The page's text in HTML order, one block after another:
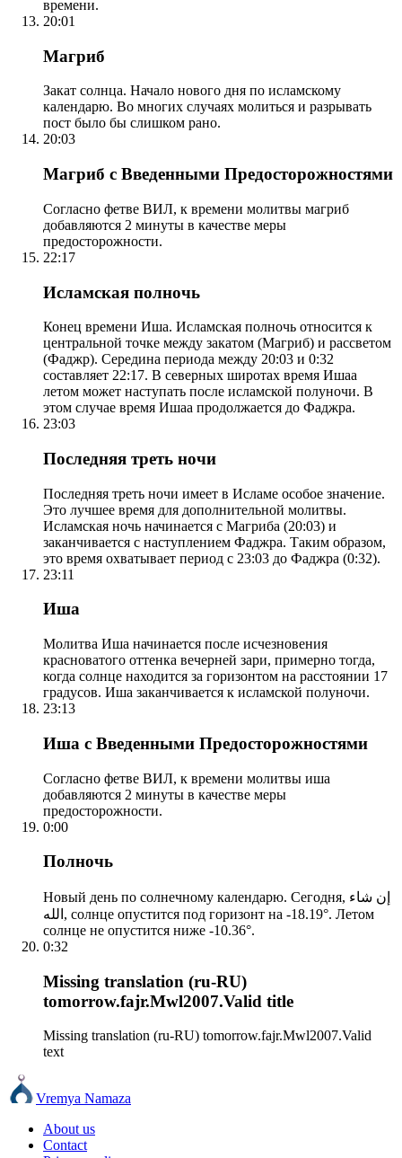
времени.
20:01
Магриб
Закат солнца. Начало нового дня по исламскому
календарю. Во многих случаях молиться и разрывать
пост было бы слишком рано.
20:03
Магриб с Введенными Предосторожностями
Согласно фетве ВИЛ, к времени молитвы магриб
добавляются 2 минуты в качестве меры
предосторожности.
22:17
Исламская полночь
Конец времени Иша. Исламская полночь относится к
центральной точке между закатом (Магриб) и рассветом
(Фаджр). Середина периода между 20:03 и 0:32
составляет 22:17. В северных широтах время Ишаа
летом может наступать после исламской полуночи. В
этом случае время Ишаа продолжается до Фаджра.
23:03
Последняя треть ночи
Последняя треть ночи имеет в Исламе особое значение.
Это лучшее время для дополнительной молитвы.
Исламская ночь начинается с Магриба (20:03) и
заканчивается с наступлением Фаджра. Таким образом,
это время охватывает период с 23:03 до Фаджра (0:32).
23:11
Иша
Молитва Иша начинается после исчезновения
красноватого оттенка вечерней зари, примерно тогда,
когда солнце находится за горизонтом на расстоянии 17
градусов. Иша заканчивается к исламской полуночи.
23:13
Иша с Введенными Предосторожностями
Согласно фетве ВИЛ, к времени молитвы иша
добавляются 2 минуты в качестве меры
предосторожности.
0:00
Полночь
Новый день по солнечному календарю. Сегодня, إن شاء
الله, солнце опустится под горизонт на -18.19°. Летом
солнце не опустится ниже -10.36°.
0:32
Missing translation (ru-RU)
tomorrow.fajr.Mwl2007.Valid title
Missing translation (ru-RU) tomorrow.fajr.Mwl2007.Valid
text
Vremya Namaza
About us
Contact